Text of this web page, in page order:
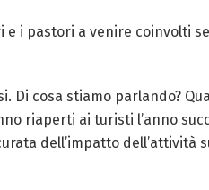
i pastori a venire coinvolti
Di cosa stiamo parlando?
riaperti ai turisti l’anno
dell’impatto dell’attività